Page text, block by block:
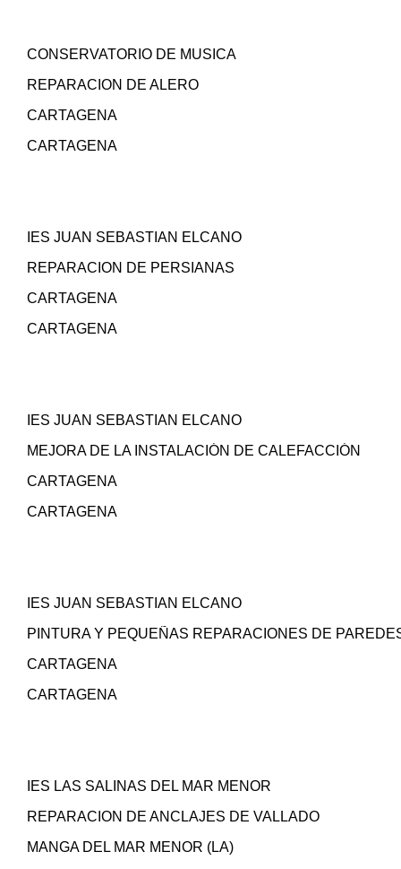
CONSERVATORIO DE MUSICA
REPARACION DE ALERO
CARTAGENA
CARTAGENA
IES JUAN SEBASTIAN ELCANO
REPARACION DE PERSIANAS
CARTAGENA
CARTAGENA
IES JUAN SEBASTIAN ELCANO
MEJORA DE LA INSTALACIÓN DE CALEFACCIÓN
CARTAGENA
CARTAGENA
IES JUAN SEBASTIAN ELCANO
PINTURA Y PEQUEÑAS REPARACIONES DE
CARTAGENA
CARTAGENA
IES LAS SALINAS DEL MAR MENOR
REPARACION DE ANCLAJES DE VALLADO
MANGA DEL MAR MENOR (LA)